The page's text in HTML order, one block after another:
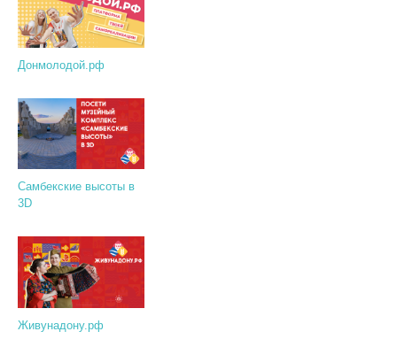
Донмолодой.рф
Самбекские высоты в
3D
Живунадону.рф